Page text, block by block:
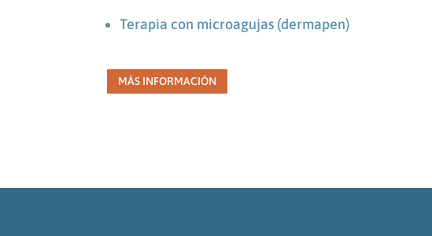
Terapia con microagujas (dermapen)
MÁS INFORMACIÓN